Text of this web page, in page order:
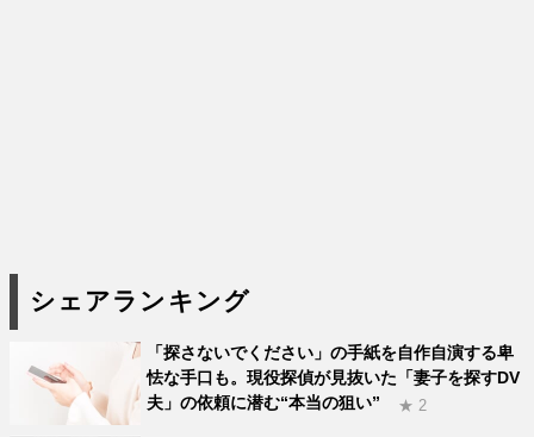
シェアランキング
「探さないでください」の手紙を自作自演する卑
怯な手口も。現役探偵が見抜いた「妻子を探すDV
夫」の依頼に潜む“本当の狙い”
★ 2